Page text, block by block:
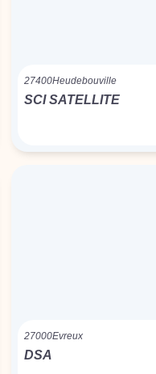
27400Heudebouville
SCI SATELLITE
27000Evreux
DSA